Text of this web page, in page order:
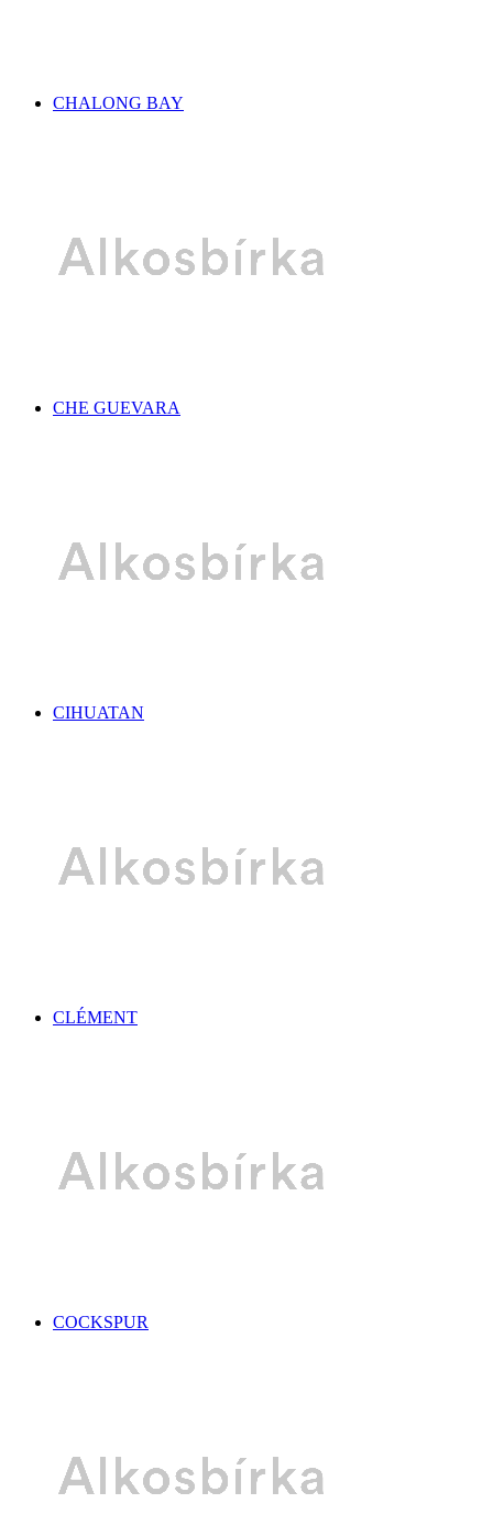
CHALONG BAY
CHE GUEVARA
CIHUATAN
CLÉMENT
COCKSPUR